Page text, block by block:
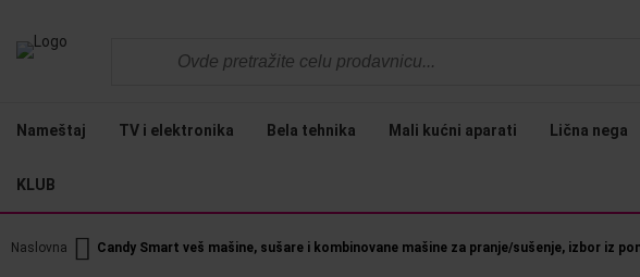
Nameštaj TV i elektronika Bela tehnika Mali kućni aparati Lična nega
KLUB
Naslovna Candy Smart veš mašine, sušare i kombinovane mašine za pranje/sušenje, izbor iz